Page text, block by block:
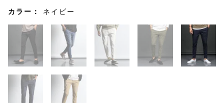
カラー： ネイビー